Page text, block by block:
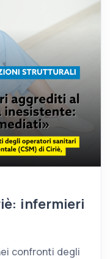
infermieri
confronti degli